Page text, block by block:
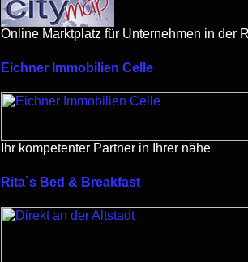
Online Marktplatz für Unternehmen in der
Eichner Immobilien Celle
Ihr kompetenter Partner in Ihrer nähe
Rita`s Bed & Breakfast